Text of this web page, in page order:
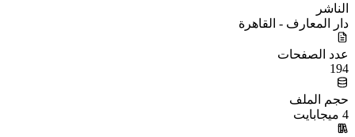
الناشر
دار المعارف - القاهرة
عدد الصفحات
194
حجم الملف
4 ميجابايت